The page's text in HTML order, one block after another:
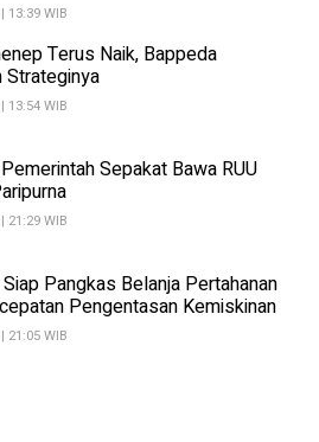
13:39 WIB
Terus Naik, Bappeda
Strateginya
13:54 WIB
Sepakat Bawa RUU
21:29 WIB
Pangkas Belanja Pertahanan
Pengentasan Kemiskinan
21:05 WIB